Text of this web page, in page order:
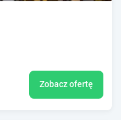
Zobacz ofertę